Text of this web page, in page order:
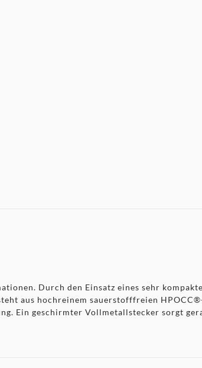
Durch den Einsatz eines sehr
aus hochreinem sauerstofffreien
Ein geschirmter Vollmetallstecker sorgt